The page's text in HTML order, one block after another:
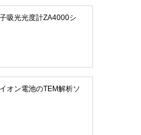
吸光光度計ZA4000シ
オン電池のTEM解析ソ